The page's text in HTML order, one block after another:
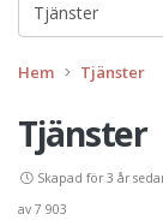
Tjänster
Hem Tjänster
Tjänster
Skapad för 3 år
av 7 903